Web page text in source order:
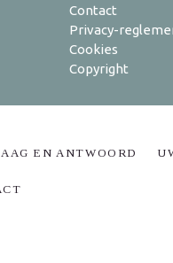
Contact
Privacy-
Cookies
Copyright
EN ANTWOORD